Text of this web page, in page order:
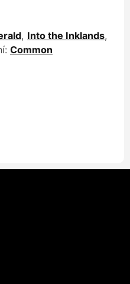
, Into the Inklands,
Common